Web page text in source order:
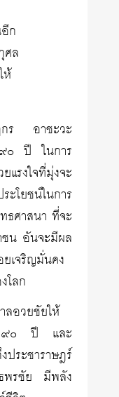
ก
ล
ห้
กร อาชะวะ
๐ ปี ในการ
รงใจที่มุ่งจะ
โยชน์ในการ
ธศาสนา ที่จะ
ชน อันจะมีผล
ยเจริญมั่นคง
โลก
อวยชัยให้
๙๐ ปี และ
ระชาราษฎร์
พรชัย มีพลัง